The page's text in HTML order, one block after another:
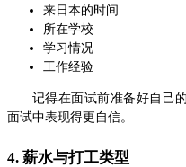
来日本的时间
所在学校
学习情况
工作经验
记得在面试前准备好自己
面试中表现得更自信。
4. 薪水与打工类型